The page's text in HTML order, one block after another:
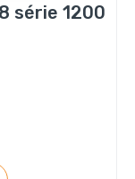
série 1200